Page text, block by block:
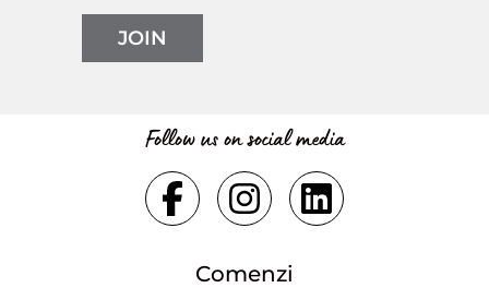
JOIN
Follow us on social media
Comenzi